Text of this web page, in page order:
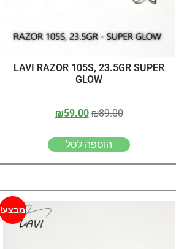
LAVI RAZOR 105S, 23.5GR SUPER
GLOW
₪89.00
₪59.00
הוספה לסל
מבצע!